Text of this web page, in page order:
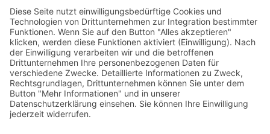
Support
Kostenlose Beratung vor und nach dem
Kauf!
Qualität